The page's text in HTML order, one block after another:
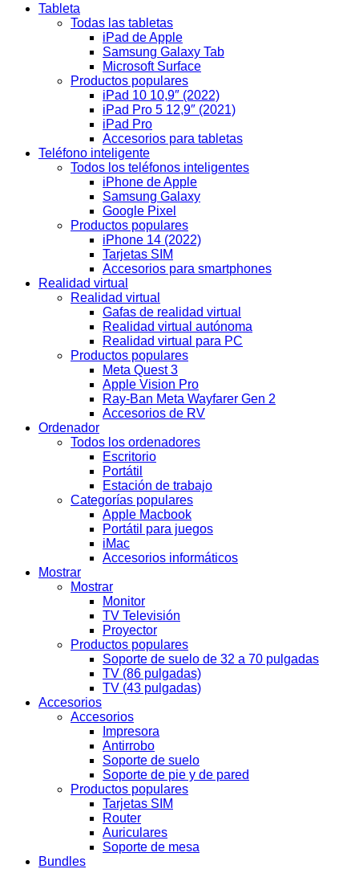
Tableta
Todas las tabletas
iPad de Apple
Samsung Galaxy Tab
Microsoft Surface
Productos populares
iPad 10 10,9″ (2022)
iPad Pro 5 12,9″ (2021)
iPad Pro
Accesorios para tabletas
Teléfono inteligente
Todos los teléfonos inteligentes
iPhone de Apple
Samsung Galaxy
Google Pixel
Productos populares
iPhone 14 (2022)
Tarjetas SIM
Accesorios para smartphones
Realidad virtual
Realidad virtual
Gafas de realidad virtual
Realidad virtual autónoma
Realidad virtual para PC
Productos populares
Meta Quest 3
Apple Vision Pro
Ray-Ban Meta Wayfarer Gen 2
Accesorios de RV
Ordenador
Todos los ordenadores
Escritorio
Portátil
Estación de trabajo
Categorías populares
Apple Macbook
Portátil para juegos
iMac
Accesorios informáticos
Mostrar
Mostrar
Monitor
TV Televisión
Proyector
Productos populares
Soporte de suelo de 32 a 70 pulgadas
TV (86 pulgadas)
TV (43 pulgadas)
Accesorios
Accesorios
Impresora
Antirrobo
Soporte de suelo
Soporte de pie y de pared
Productos populares
Tarjetas SIM
Router
Auriculares
Soporte de mesa
Bundles